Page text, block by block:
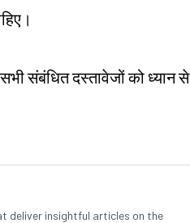
संबंधित दस्तावेजों को ध्यान से
deliver insightful articles on the